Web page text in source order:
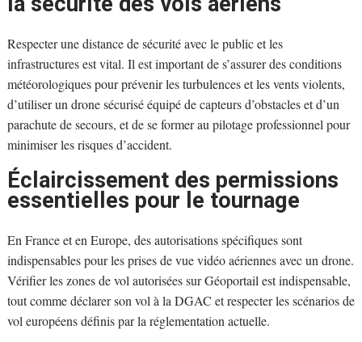
Respecter une distance de sécurité avec le public et les
infrastructures est vital. Il est important de s’assurer des conditions
météorologiques pour prévenir les turbulences et les vents violents,
d’utiliser un drone sécurisé équipé de capteurs d’obstacles et d’un
parachute de secours, et de se former au pilotage professionnel pour
minimiser les risques d’accident.
Éclaircissement des permissions
essentielles pour le tournage
En France et en Europe, des autorisations spécifiques sont
indispensables pour les prises de vue vidéo aériennes avec un drone.
Vérifier les zones de vol autorisées sur Géoportail est indispensable,
tout comme déclarer son vol à la DGAC et respecter les scénarios de
vol européens définis par la réglementation actuelle.